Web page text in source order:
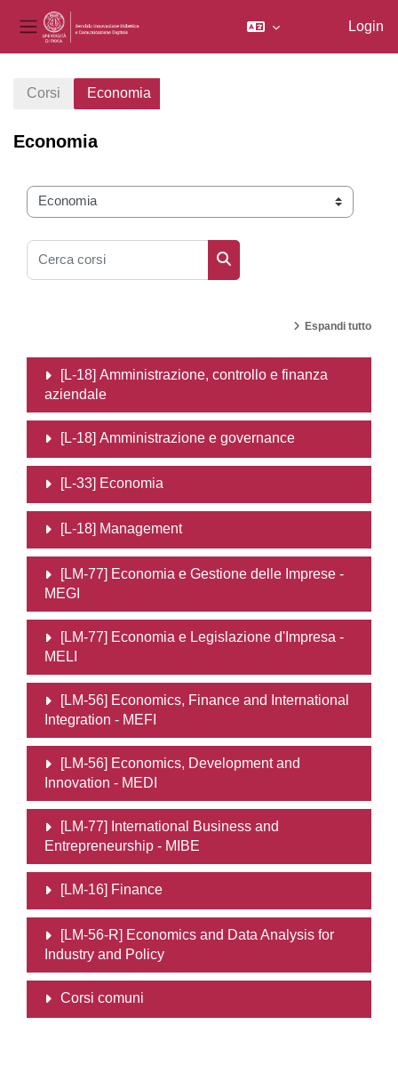
Pannello laterale
Login
Corsi Economia
Economia
Categorie di corso
Cerca corsi
Cerca corsi
Espandi tutto
[L-18] Amministrazione, controllo e finanza
aziendale
[L-18] Amministrazione e governance
[L-33] Economia
[L-18] Management
[LM-77] Economia e Gestione delle Imprese -
MEGI
[LM-77] Economia e Legislazione d'Impresa -
MELI
[LM-56] Economics, Finance and International
Integration - MEFI
[LM-56] Economics, Development and
Innovation - MEDI
[LM-77] International Business and
Entrepreneurship - MIBE
[LM-16] Finance
[LM-56-R] Economics and Data Analysis for
Industry and Policy
Corsi comuni